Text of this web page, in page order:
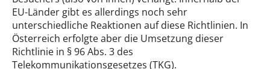
EU-Länder gibt es allerdings noch sehr
unterschiedliche Reaktionen auf diese Richtlinien. In
Österreich erfolgte aber die Umsetzung dieser
Richtlinie in § 96 Abs. 3 des
Telekommunikationsgesetzes (TKG).